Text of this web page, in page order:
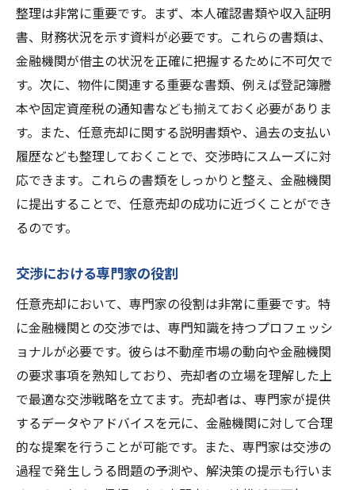
整理は非常に重要です。まず、本人確認書類や収入証明
書、財務状況を示す資料が必要です。これらの書類は、
金融機関が借主の状況を正確に把握するために不可欠で
す。次に、物件に関連する重要な書類、例えば登記簿謄
本や固定資産税の通知書なども揃えておく必要がありま
す。また、任意売却に関する説明書類や、過去の支払い
履歴なども整理しておくことで、交渉時にスムーズに対
応できます。これらの書類をしっかりと整え、金融機関
に提出することで、任意売却の成功に近づくことができ
るのです。
交渉における専門家の役割
任意売却において、専門家の役割は非常に重要です。特
に金融機関との交渉では、専門知識を持つプロフェッシ
ョナルが必要です。彼らは不動産市場の動向や金融機関
の要求事項を熟知しており、売却者の立場を理解した上
で最適な交渉戦略を立てます。売却者は、専門家が提供
するデータやアドバイスを元に、金融機関に対して合理
的な提案を行うことが可能です。また、専門家は交渉の
過程で発生しうる問題の予測や、解決策の提示も行いま